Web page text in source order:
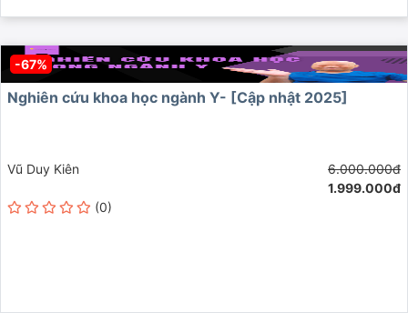
-67%
Nghiên cứu khoa học ngành Y- [Cập nhật 2025]
Vũ Duy Kiên
6.000.000đ
1.999.000đ
(0)